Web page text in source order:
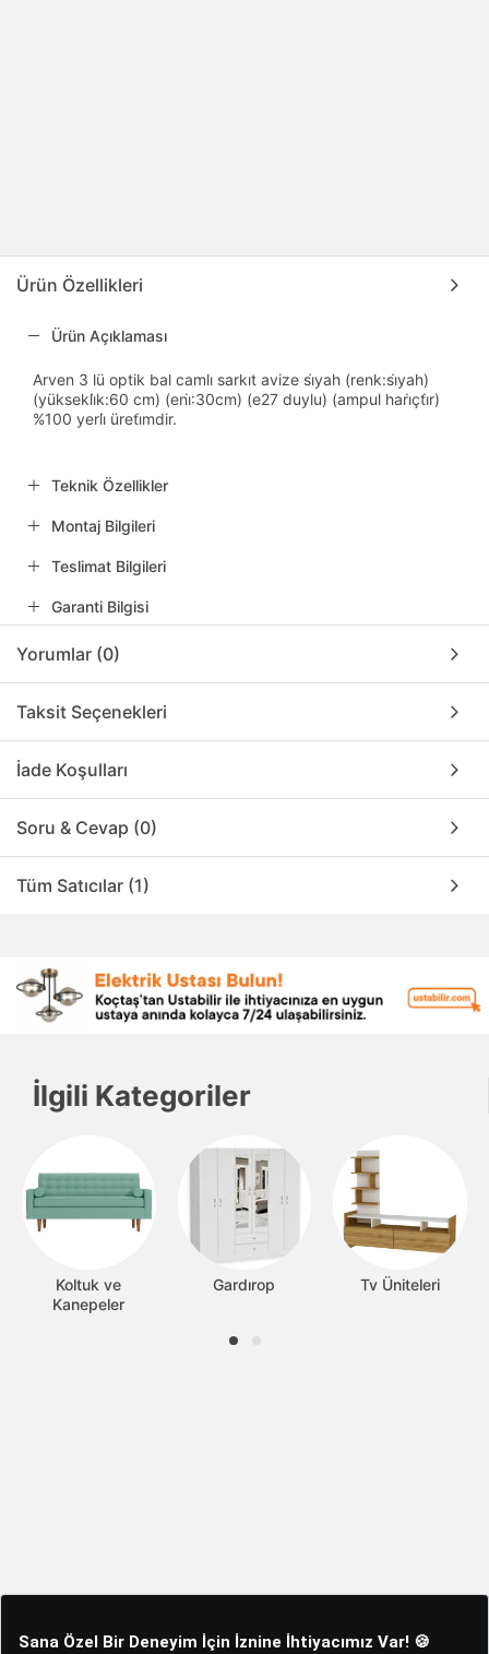
Ürün Özellikleri
Ürün Açıklaması
Arven 3 lü optik bal camlı sarkıt avize si̇yah (renk:si̇yah)
(yüksekli̇k:60 cm) (eni̇:30cm) (e27 duylu) (ampul hari̇çti̇r)
%100 yerli̇ üreti̇mdir.
Teknik Özellikler
Montaj Bilgileri
Teslimat Bilgileri
Garanti Bilgisi
Yorumlar (0)
Taksit Seçenekleri
İade Koşulları
Soru & Cevap (0)
Tüm Satıcılar (1)
İlgili Kategoriler
Koltuk ve
Kanepeler
Gardırop Tv Üniteleri